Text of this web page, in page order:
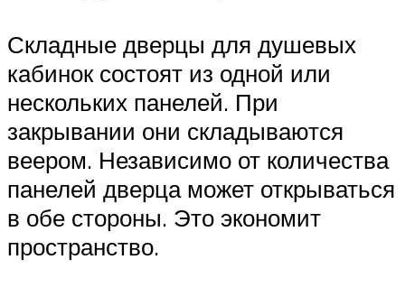
Складные дверцы для душевых
кабинок состоят из одной или
нескольких панелей. При
закрывании они складываются
веером. Независимо от количества
панелей дверца может открываться
в обе стороны. Это экономит
пространство.